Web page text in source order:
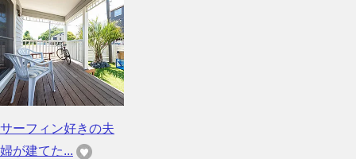
サーフィン好きの夫
婦が建てた...